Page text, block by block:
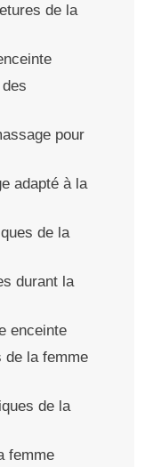
de la
pour
adapté à la
de la
durant la
enceinte
de la femme
de la
femme